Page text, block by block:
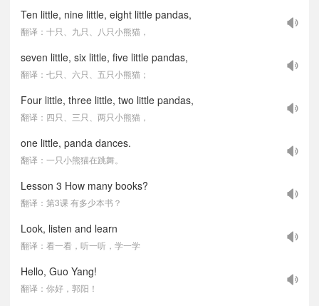
Ten little, nine little, eight little pandas,
翻译：十只、九只、八只小熊猫，
seven little, six little, five little pandas,
翻译：七只、六只、五只小熊猫；
Four little, three little, two little pandas,
翻译：四只、三只、两只小熊猫，
one little, panda dances.
翻译：一只小熊猫在跳舞。
Lesson 3 How many books?
翻译：第3课 有多少本书？
Look, listen and learn
翻译：看一看，听一听，学一学
Hello, Guo Yang!
翻译：你好，郭阳！